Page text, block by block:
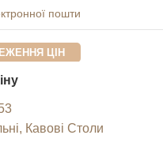
ЦІН
Кавові Столи